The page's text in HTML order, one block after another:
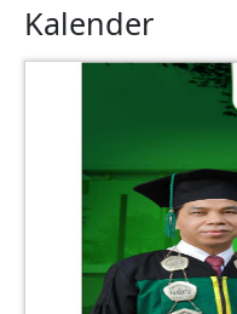
Kalender